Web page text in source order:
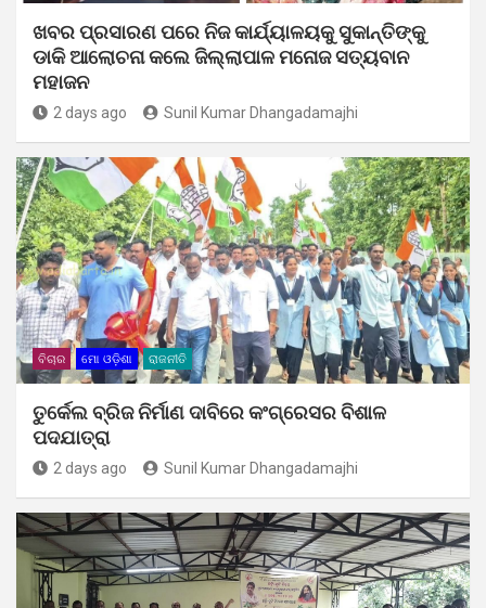
ଖବର ପ୍ରସାରଣ ପରେ ନିଜ କାର୍ଯ୍ୟାଳୟକୁ ସୁକାନ୍ତିଙ୍କୁ
ଡାକି ଆଲୋଚନା କଲେ ଜିଲ୍ଲାପାଳ ମନୋଜ ସତ୍ୟବାନ
ମହାଜନ
2 days ago Sunil Kumar Dhangadamajhi
ବିଚାର ମୋ ଓଡ଼ିଶା ରାଜନୀତି
ତୁର୍କେଲ ବ୍ରିଜ ନିର୍ମାଣ ଦାବିରେ କଂଗ୍ରେସର ବିଶାଳ
ପଦଯାତ୍ରା
2 days ago Sunil Kumar Dhangadamajhi